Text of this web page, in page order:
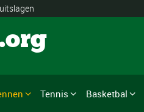
Tennis Basketbal